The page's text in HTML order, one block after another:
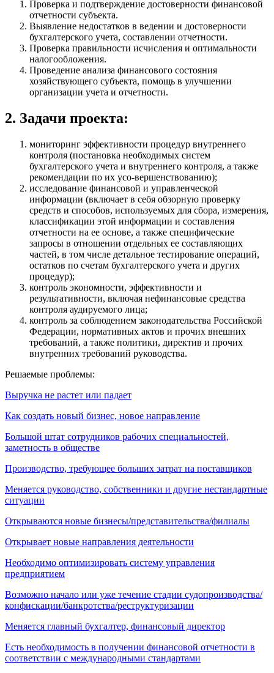
Проверка и подтверждение достоверности финансовой
отчетности субъекта.
Выявление недостатков в ведении и достоверности
бухгалтерского учета, составлении отчетности.
Проверка правильности исчисления и оптимальности
налогообложения.
Проведение анализа финансового состояния
хозяйствующего субъекта, помощь в улучшении
организации учета и отчетности.
2. Задачи проекта:
мониторинг эффективности процедур внутреннего
контроля (постановка необходимых систем
бухгалтерского учета и внутреннего контроля, а также
рекомендации по их усо-вершенствованию);
исследование финансовой и управленческой
информации (включает в себя обзорную проверку
средств и способов, используемых для сбора, измерения,
классификации этой информации и составления
отчетности на ее основе, а также специфические
запросы в отношении отдельных ее составляющих
частей, в том числе детальное тестирование операций,
остатков по счетам бухгалтерского учета и других
процедур);
контроль экономности, эффективности и
результативности, включая нефинансовые средства
контроля аудируемого лица;
контроль за соблюдением законодательства Российской
Федерации, нормативных актов и прочих внешних
требований, а также политики, директив и прочих
внутренних требований руководства.
Решаемые проблемы:
Выручка не растет или падает
Как создать новый бизнес, новое направление
Большой штат сотрудников рабочих специальностей,
заметность в обществе
Производство, требующее больших затрат на поставщиков
Меняется руководство, собственники и другие нестандартные
ситуации
Открываются новые бизнесы/представительства/филиалы
Открывает новые направления деятельности
Необходимо оптимизировать систему управления
предприятием
Возможно начало или уже течение стадии судопроизводства/
конфискации/банкротства/реструктуризации
Меняется главный бухгалтер, финансовый директор
Есть необходимость в получении финансовой отчетности в
соответствии с международными стандартами